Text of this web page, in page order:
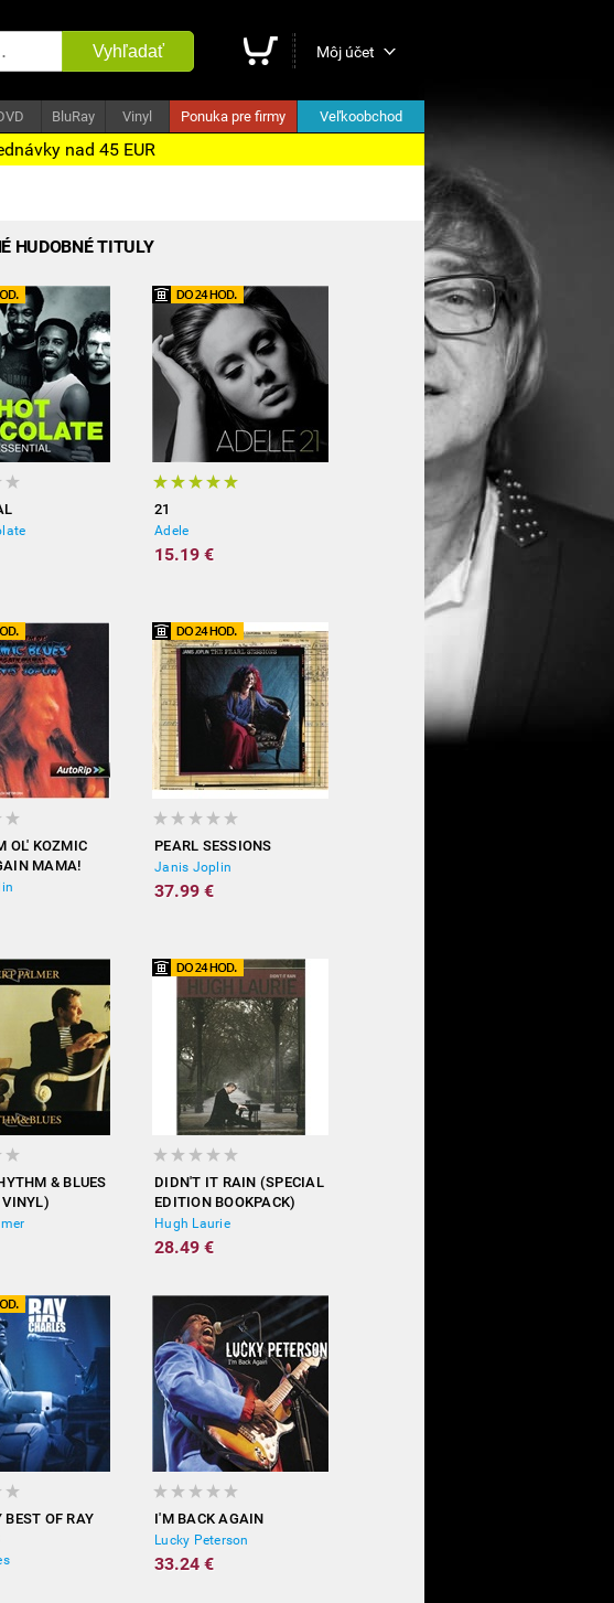
Vyhľadať Môj účet
BluRay Vinyl Ponuka pre firmy Veľkoobchod
nad 45 EUR
HUDOBNÉ TITULY
21
Adele
15.19 €
OL' KOZMIC
MAMA!
PEARL SESSIONS
Janis Joplin
37.99 €
& BLUES
DIDN'T IT RAIN (SPECIAL
EDITION BOOKPACK)
Hugh Laurie
28.49 €
BEST OF RAY
I'M BACK AGAIN
Lucky Peterson
33.24 €